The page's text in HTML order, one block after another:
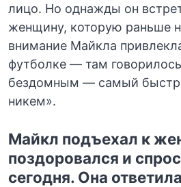
лицо. Но однажды он
женщину, которую раньше
внимание Майкла
футболке — там
бездомным — самый
никем».
Майкл подъехал к
поздоровался и
сегодня. Она